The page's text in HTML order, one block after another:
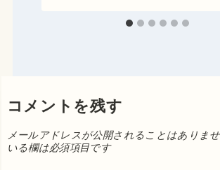
コメントを残す
メールアドレスが公開されることはありませ
いる欄は必須項目です